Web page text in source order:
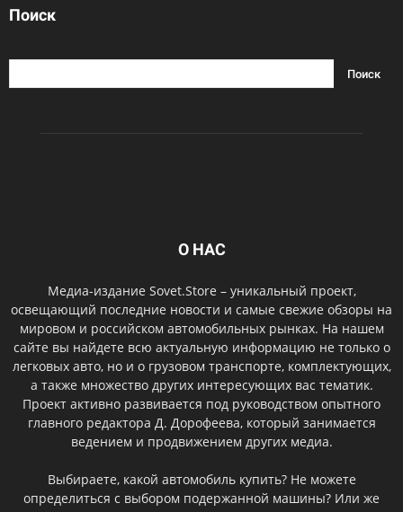
Поиск
О НАС
Медиа-издание Sovet.Store – уникальный проект,
освещающий последние новости и самые свежие обзоры на
мировом и российском автомобильных рынках. На нашем
сайте вы найдете всю актуальную информацию не только о
легковых авто, но и о грузовом транспорте, комплектующих,
а также множество других интересующих вас тематик.
Проект активно развивается под руководством опытного
главного редактора Д. Дорофеева, который занимается
ведением и продвижением других медиа.
Выбираете, какой автомобиль купить? Не можете
определиться с выбором подержанной машины? Или же